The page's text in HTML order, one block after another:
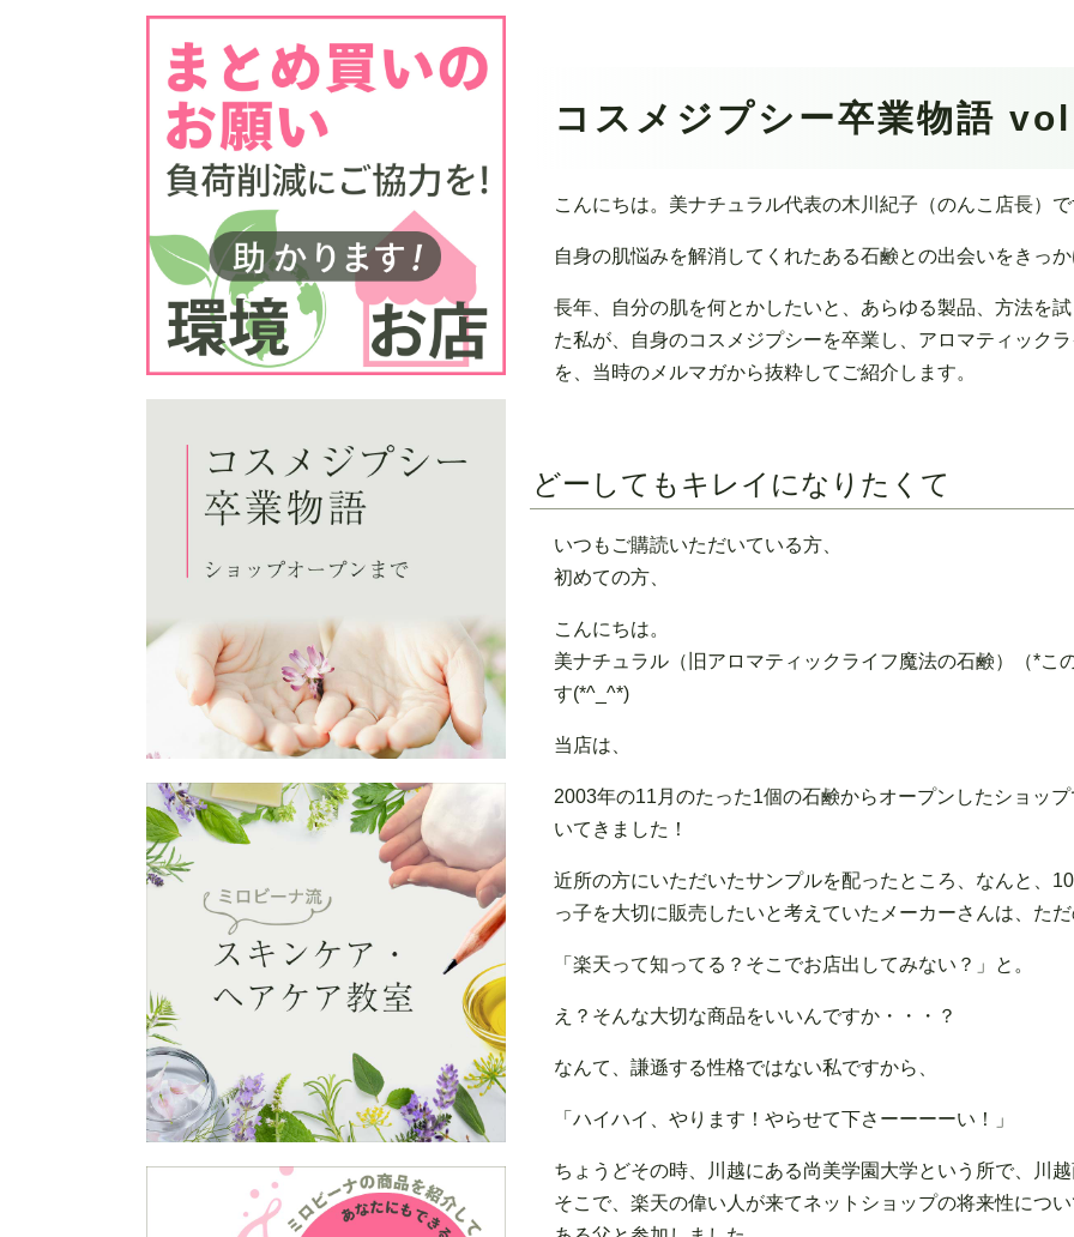
コスメジプシー卒業物語
こんにちは。美ナチュラル代表の木川紀子（のんこ店長）
自身の肌悩みを解消してくれたある石鹸との出会いをきっ
長年、自分の肌を何とかしたいと、あらゆる製品、方法を
た私が、自身のコスメジプシーを卒業し、アロマティック
を、当時のメルマガから抜粋してご紹介します。
どーしてもキレイになりたくて
いつもご購読いただいている方、
初めての方、
こんにちは。
美ナチュラル（旧アロマティックライフ魔法の石鹸）（*こ
す(*^_^*)
当店は、
2003年の11月のたった1個の石鹸からオープンしたショッ
いてきました！
近所の方にいただいたサンプルを配ったところ、なんと、
っ子を大切に販売したいと考えていたメーカーさんは、た
「楽天って知ってる？そこでお店出してみない？」と。
え？そんな大切な商品をいいんですか・・・？
なんて、謙遜する性格ではない私ですから、
「ハイハイ、やります！やらせて下さーーーーい！」
ちょうどその時、川越にある尚美学園大学という所で、川
そこで、楽天の偉い人が来てネットショップの将来性につ